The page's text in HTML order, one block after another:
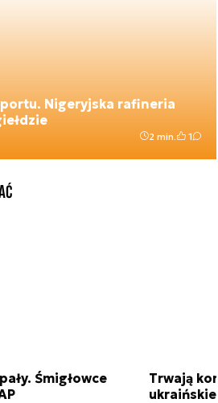
Nigeryjska rafineria
2 min. 1
Śmigłowce
Trwają